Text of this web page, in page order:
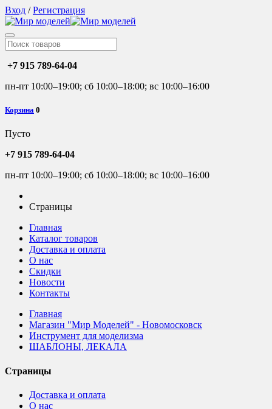
Вход /Регистрация
+7 915 789-64-04
пн-пт 10:00–19:00; сб 10:00–18:00; вс 10:00–16:00
Корзина 0
Пусто
+7 915 789-64-04
пн-пт 10:00–19:00; сб 10:00–18:00; вс 10:00–16:00
Страницы
Главная
Каталог товаров
Доставка и оплата
О нас
Скидки
Новости
Контакты
Главная
Магазин "Мир Моделей" - Новомосковск
Инструмент для моделизма
ШАБЛОНЫ, ЛЕКАЛА
Страницы
Доставка и оплата
О нас